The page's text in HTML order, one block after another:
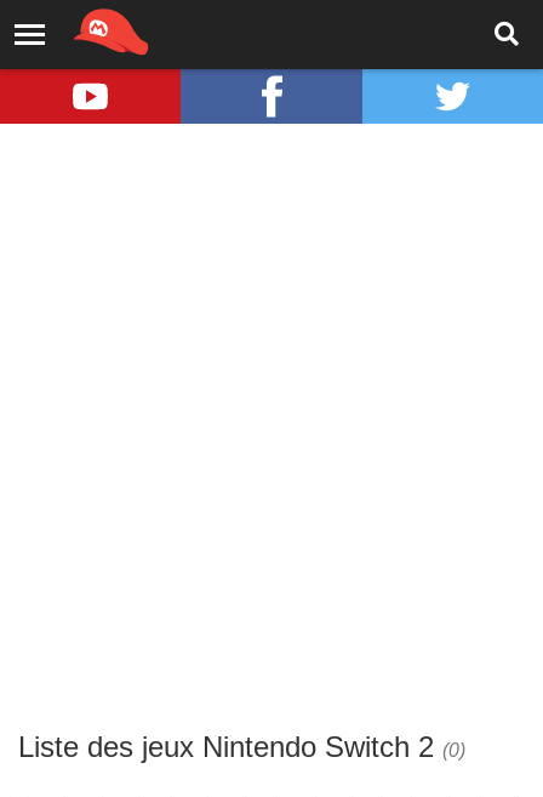
Liste des jeux Nintendo Switch 2 (0)